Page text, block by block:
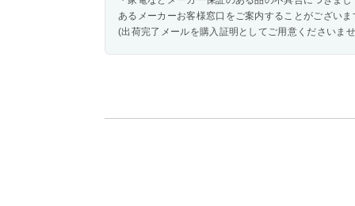
あるメーカーお客様窓口をご案内することがございま
(出荷完了メールを購入証明としてご用意くださいま